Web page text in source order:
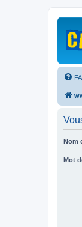
Nom
Mot